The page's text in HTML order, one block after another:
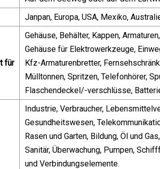
Janpan, Europa, USA, Mexiko,
für
Gehäuse, Behälter, Kappen,
Gehäuse für Elektrowerkzeuge,
Kfz-Armaturenbretter,
Mülltonnen, Spritzen, Telefonhörer,
Flaschendeckel/-verschlüsse,
Industrie, Verbraucher,
Gesundheitswesen,
Rasen und Garten, Bildung, Öl und
Sanitär, Überwachung, Pumpen,
und Verbindungselemente.